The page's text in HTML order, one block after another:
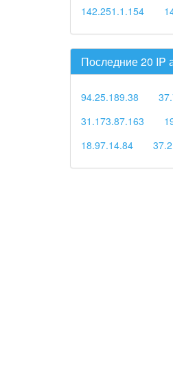
142.251.1.154
Последние 20 IP
94.25.189.38
31.173.87.163
18.97.14.84